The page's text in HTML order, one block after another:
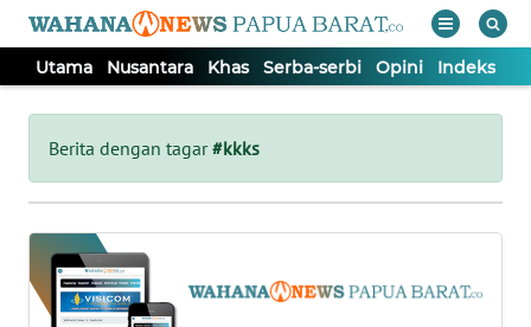
Utama Nusantara Khas Serba-serbi Opini Indeks
Berita dengan tagar#kkks
Tutup
UTAMA
NUSANTARA